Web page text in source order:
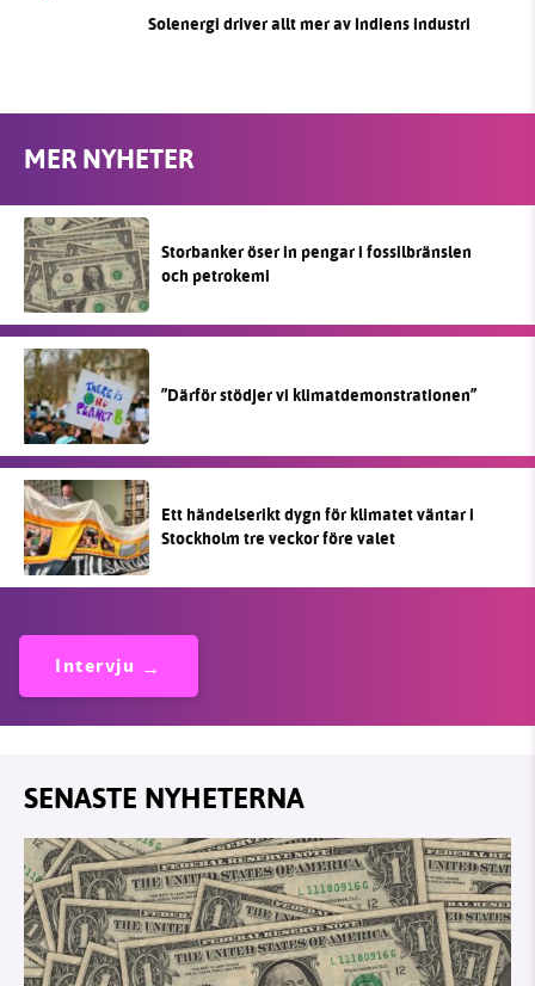
Solenergi driver allt mer av Indiens industri
MER NYHETER
Storbanker öser in pengar i fossilbränslen
och petrokemi
”Därför stödjer vi klimatdemonstrationen”
Ett händelserikt dygn för klimatet väntar i
Stockholm tre veckor före valet
Intervju
SENASTE NYHETERNA